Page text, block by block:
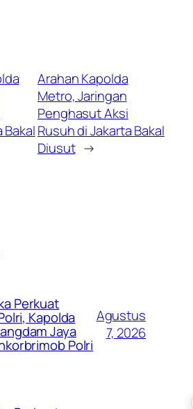
Bakal
Arahan Kapolda
Metro, Jaringan
Penghasut Aksi
Rusuh di Jakarta Bakal
Diusut →
Perkuat
Kapolda
Jaya
Polri
Agustus
7, 2026